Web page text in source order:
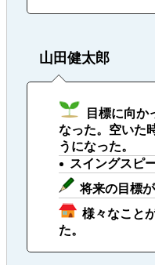
山田健太郎
目標に向か
なった。空いた
うになった。
スイングスピ
将来の目標が
様々なこと
た。